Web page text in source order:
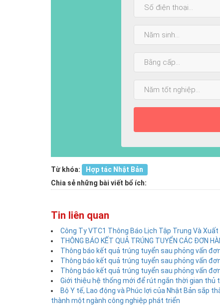
sinh:
cấp
nhất:
Từ khóa:
Hợp tác Nhật Bản
Chia sẻ những bài viết bổ ích:
Tin liên quan
Công Ty VTC1 Thông Báo Lịch Tập Trung Và
THÔNG BÁO KẾT QUẢ TRÚNG TUYỂN CÁC ĐƠN
Thông báo kết quả trúng tuyển sau phỏng vấn
Thông báo kết quả trúng tuyển sau phỏng vấn
Thông báo kết quả trúng tuyển sau phỏng vấn
Giới thiệu hệ thống mới để rút ngắn thời gian thủ
Bộ Y tế, Lao động và Phúc lợi của Nhật Bản sắp
thành một ngành công nghiệp phát triển